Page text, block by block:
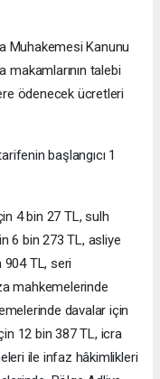
Muhakemesi Kanunu
talebi
ödenecek ücretleri
başlangıcı 1
4 bin 27 TL, sulh
6 bin 273 TL, asliye
TL, seri
mahkemelerinde
davalar için
12 bin 387 TL, icra
ile infaz hâkimlikleri